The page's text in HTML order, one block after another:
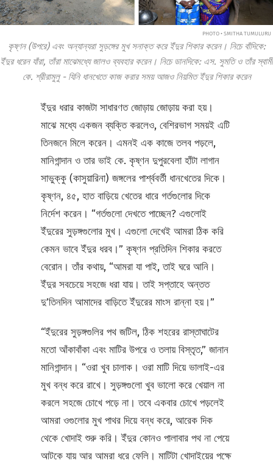
PHOTO • SMITHA TUMULURU
কৃষ্ণন (উপরে) এবং অন্যান্যরা সুড়ঙ্গের মুখ সনাক্ত করে ইঁদুর শিকার করেন। নিচে বাঁদিকে:
ইঁদুর ধরেন যাঁরা, তাঁরা মাঝেমধ্যে জালও ব্যবহার করেন। নিচে ডানদিকে: এস. সুমতি ও তাঁর স্বামী
কে. শ্রীরামুলু - যিনি ধানখেতে কাজ করার সময় আজও নিয়মিত ইঁদুর শিকার করেন
ইঁদুর ধরার কাজটা সাধারণত জোড়ায় জোড়ায় করা হয়।
মাঝে মধ্যে একজন ব্যক্তি করলেও, বেশিরভাগ সময়ই এটি
তিনজনে মিলে করেন। এমনই এক কাজে তলব পড়লে,
মানিগান্দান ও তার ভাই কে. কৃষ্ণন দুপুরবেলা হাঁটা লাগান
সাভুক্কু(কাসুয়ারিনা) জঙ্গলের পার্শ্ববর্তী ধানখেতের দিকে।
কৃষ্ণন, ৪৫, হাত বাড়িয়ে খেতের ধারে গর্তগুলোর দিকে
নির্দেশ করেন। “গর্তগুলো দেখতে পাচ্ছেন? এগুলোই
ইঁদুরের সুড়ঙ্গগুলোর মুখ। এগুলো দেখেই আমরা ঠিক করি
কেমন ভাবে ইঁদুর ধরব।” কৃষ্ণন প্রতিদিন শিকার করতে
বেরোন। তাঁর কথায়, “আমরা যা পাই, তাই ঘরে আনি।
ইঁদুর সবচেয়ে সহজে ধরা যায়। তাই সপ্তাহে অন্তত
দু’তিনদিন আমাদের বাড়িতে ইঁদুরের মাংস রান্না হয়।”
“ইঁদুরের সুড়ঙ্গগুলির পথ জটিল, ঠিক শহরের রাস্তাঘাটের
মতো আঁকাবাঁকা এবং মাটির উপরে ও তলায় বিস্তৃত,” জানান
মানিগান্দান। “ওরা খুব চালাক। ওরা মাটি দিয়ে ভালাই-এর
মুখ বন্ধ করে রাখে। সুড়ঙ্গগুলো খুব ভালো করে খেয়াল না
করলে সহজে চোখে পড়ে না। তবে একবার চোখে পড়লেই
আমরা ওগুলোর মুখ পাথর দিয়ে বন্ধ করে, আরেক দিক
থেকে খোদাই শুরু করি। ইঁদুর কোনও পালাবার পথ না পেয়ে
আটকে যায় আর আমরা ধরে ফেলি। মাটিটা খোদাইয়ের পক্ষে